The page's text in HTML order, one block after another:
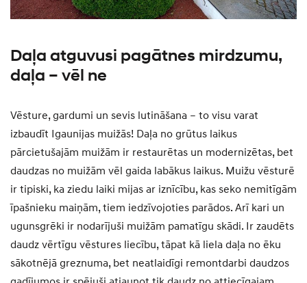
Daļa atguvusi pagātnes mirdzumu,
daļa – vēl ne
Vēsture, gardumi un sevis lutināšana – to visu varat
izbaudīt Igaunijas muižās! Daļa no grūtus laikus
pārcietušajām muižām ir restaurētas un modernizētas, bet
daudzas no muižām vēl gaida labākus laikus. Muižu vēsturē
ir tipiski, ka ziedu laiki mijas ar iznīcību, kas seko nemitīgām
īpašnieku maiņām, tiem iedzīvojoties parādos. Arī kari un
ugunsgrēki ir nodarījuši muižām pamatīgu skādi. Ir zaudēts
daudz vērtīgu vēstures liecību, tāpat kā liela daļa no ēku
sākotnējā greznuma, bet neatlaidīgi remontdarbi daudzos